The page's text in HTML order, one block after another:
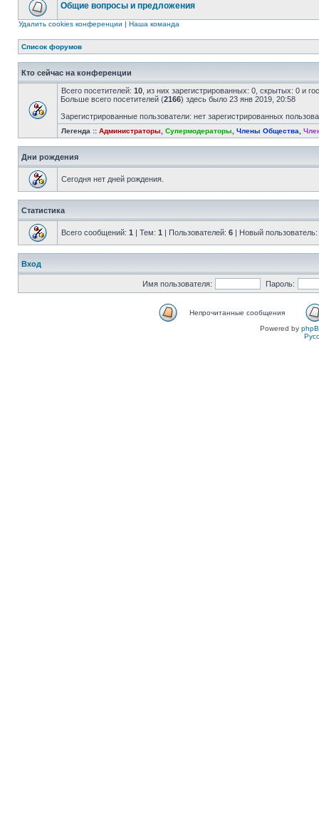
Общие вопросы и предложения
Удалить cookies конференции | Наша команда
Список форумов
Кто сейчас на конференции
Всего посетителей: 10 , из них зарегистрированных: 0, скрытых: 0 и
Больше всего посетителей (2166) здесь было 23 янв 2019, 20:58
Зарегистрированные пользователи: нет зарегистрированных
Легенда :: Администраторы Супермодераторы Члены Общества
Дни рождения
Сегодня нет дней рождения.
Статистика
Всего сообщений: 1 | Тем: 1 | Пользователей: 6 | Новый пользователь:
Вход
Имя пользователя: Пароль:
Непрочитанные сообщения
Powered by